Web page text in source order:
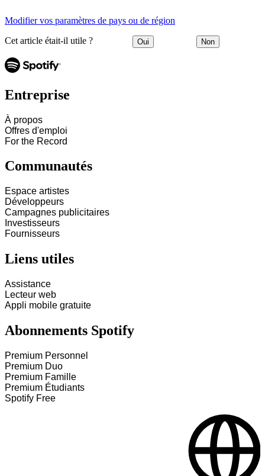
Modifier vos paramètres de pays ou de région
Cet article était-il utile ? Oui Non
Entreprise
À propos
Offres d'emploi
For the Record
Communautés
Espace artistes
Développeurs
Campagnes publicitaires
Investisseurs
Fournisseurs
Liens utiles
Assistance
Lecteur web
Appli mobile gratuite
Abonnements Spotify
Premium Personnel
Premium Duo
Premium Famille
Premium Étudiants
Spotify Free